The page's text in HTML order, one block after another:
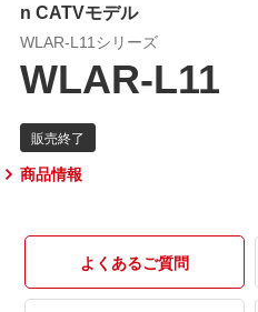
n CATVモデル
WLAR-L11シリーズ
WLAR-L11
商品情報
よくあるご質問